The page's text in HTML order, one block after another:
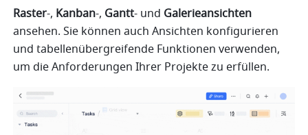
Raster-, Kanban-, Gantt- und Galerieansichten
ansehen. Sie können auch Ansichten konfigurieren
und tabellenübergreifende Funktionen verwenden,
um die Anforderungen Ihrer Projekte zu erfüllen.